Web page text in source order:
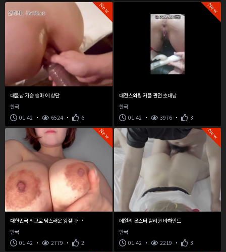
New
대물남 가슴 승마 에 상단
한국
01:42
6524 6
New
대전스와핑 커플 관전 초대남
한국
01:42
3976 3
New
대
한민국 최고로 탐스러운 왕젖녀 찌찌
한국
01:42
2779 2
New
데일리 몬스터 할리퀸 바하인드
한국
01:42
2219 3